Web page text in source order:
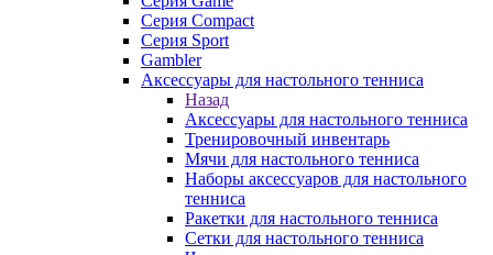
Серия Compact
Серия Sport
Gambler
Аксессуары для настольного тенниса
Назад
Аксессуары для настольного тенниса
Тренировочный инвентарь
Мячи для настольного тенниса
Наборы аксессуаров для настольного
тенниса
Ракетки для настольного тенниса
Сетки для настольного тенниса